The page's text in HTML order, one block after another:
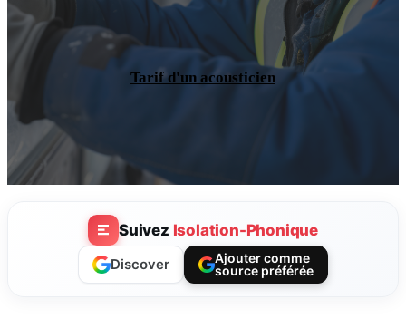
Tarif d'un acousticien
Suivez Isolation-Phonique
Discover
Ajouter comme
source préférée